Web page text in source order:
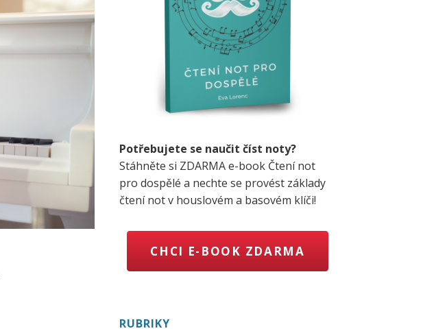
Potřebujete se naučit číst noty?
Stáhněte si ZDARMA e-book Čtení not
pro dospělé a nechte se provést základy
čtení not v houslovém a basovém klíči!
CHCI E-BOOK ZDARMA
RUBRIKY